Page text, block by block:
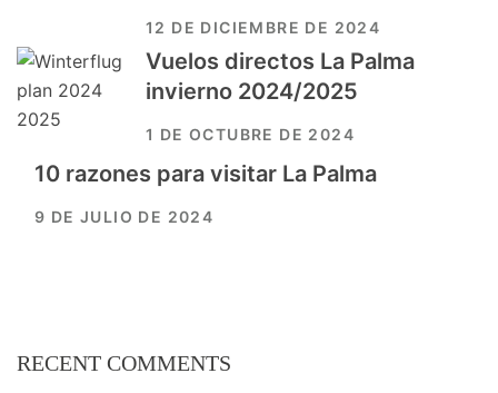
12 DE DICIEMBRE DE 2024
Vuelos directos La Palma
invierno 2024/2025
1 DE OCTUBRE DE 2024
10 razones para visitar La Palma
9 DE JULIO DE 2024
RECENT COMMENTS